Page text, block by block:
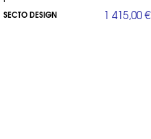
SECTO DESIGN 1 415,00 €